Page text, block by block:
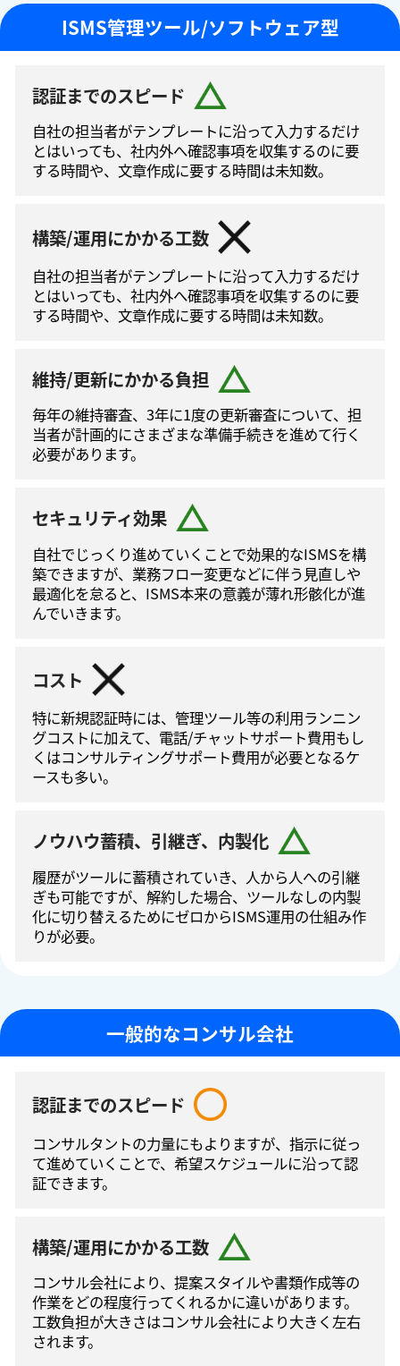
ISMS管理ツール/ソフトウェア型
認証までのスピード
自社の担当者がテンプレートに沿って⼊⼒するだけ
とはいっても、社内外へ確認事項を収集するのに要
する時間や、文章作成に要する時間は未知数。
構築/運用にかかる工数
自社の担当者がテンプレートに沿って⼊⼒するだけ
とはいっても、社内外へ確認事項を収集するのに要
する時間や、文章作成に要する時間は未知数。
維持/更新にかかる負担
毎年の維持審査、3年に1度の更新審査について、担
当者が計画的にさまざまな準備手続きを進めて⾏く
必要があります。
セキュリティ効果
自社でじっくり進めていくことで効果的なISMSを構
築できますが、業務フロー変更などに伴う⾒直しや
最適化を怠ると、ISMS本来の意義が薄れ形骸化が進
んでいきます。
コスト
特に新規認証時には、管理ツール等の利⽤ランニン
グコストに加えて、電話/チャットサポート費⽤もし
くはコンサルティングサポート費⽤が必要となるケ
ースも多い。
ノウハウ蓄積、引継ぎ、内製化
履歴がツールに蓄積されていき、人から人への引継
ぎも可能ですが、解約した場合、ツールなしの内製
化に切り替えるためにゼロからISMS運⽤の仕組み作
りが必要。
一般的なコンサル会社
認証までのスピード
コンサルタントの⼒量にもよりますが、指⽰に従っ
て進めていくことで、希望スケジュールに沿って認
証できます。
構築/運用にかかる工数
コンサル会社により、提案スタイルや書類作成等の
作業をどの程度⾏ってくれるかに違いがあります。
工数負担が大きさはコンサル会社により大きく左右
されます。